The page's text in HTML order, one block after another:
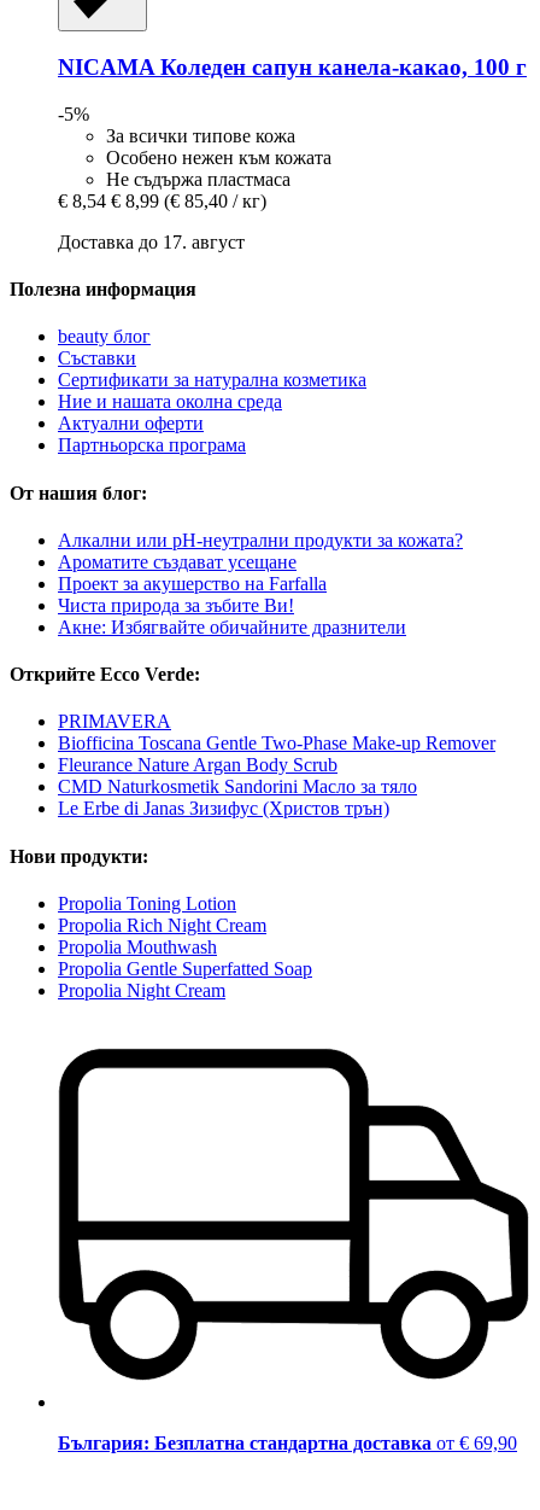
NICAMA Коледен сапун канела-​какао, 100 г
-5%
За всички типове кожа
Особено нежен към кожата
Не съдържа пластмаса
€ 8,54 € 8,99 (€ 85,40 / кг)
Доставка до 17. август
Полезна информация
beauty блог
Съставки
Сертификати за натурална козметика
Ние и нашата околна среда
Актуални оферти
Партньорска програма
От нашия блог:
Алкални или рН-неутрални продукти за кожата?
Ароматите създават усещане
Проект за акушерство на Farfalla
Чиста природа за зъбите Ви!
Акне: Избягвайте обичайните дразнители
Открийте Ecco Verde:
PRIMAVERA
Biofficina Toscana Gentle Two-Phase Make-up Remover
Fleurance Nature Argan Body Scrub
CMD Naturkosmetik Sandorini Масло за тяло
Le Erbe di Janas Зизифус (Христов трън)
Нови продукти:
Propolia Toning Lotion
Propolia Rich Night Cream
Propolia Mouthwash
Propolia Gentle Superfatted Soap
Propolia Night Cream
България: Безплатна стандартна доставка от € 69,90